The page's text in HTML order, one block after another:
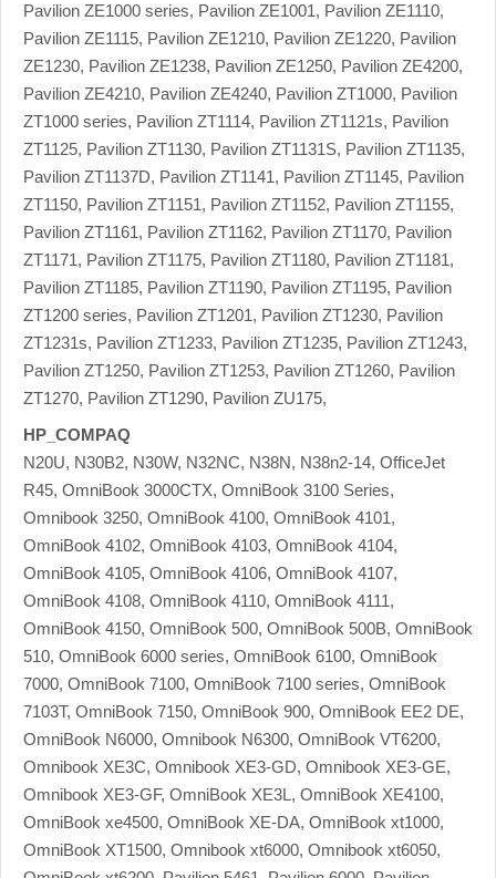
Pavilion ZE1000 series, Pavilion ZE1001, Pavilion ZE1110,
Pavilion ZE1115, Pavilion ZE1210, Pavilion ZE1220, Pavilion
ZE1230, Pavilion ZE1238, Pavilion ZE1250, Pavilion ZE4200,
Pavilion ZE4210, Pavilion ZE4240, Pavilion ZT1000, Pavilion
ZT1000 series, Pavilion ZT1114, Pavilion ZT1121s, Pavilion
ZT1125, Pavilion ZT1130, Pavilion ZT1131S, Pavilion ZT1135,
Pavilion ZT1137D, Pavilion ZT1141, Pavilion ZT1145, Pavilion
ZT1150, Pavilion ZT1151, Pavilion ZT1152, Pavilion ZT1155,
Pavilion ZT1161, Pavilion ZT1162, Pavilion ZT1170, Pavilion
ZT1171, Pavilion ZT1175, Pavilion ZT1180, Pavilion ZT1181,
Pavilion ZT1185, Pavilion ZT1190, Pavilion ZT1195, Pavilion
ZT1200 series, Pavilion ZT1201, Pavilion ZT1230, Pavilion
ZT1231s, Pavilion ZT1233, Pavilion ZT1235, Pavilion ZT1243,
Pavilion ZT1250, Pavilion ZT1253, Pavilion ZT1260, Pavilion
ZT1270, Pavilion ZT1290, Pavilion ZU175,
HP_COMPAQ
N20U, N30B2, N30W, N32NC, N38N, N38n2-14, OfficeJet
R45, OmniBook 3000CTX, OmniBook 3100 Series,
Omnibook 3250, OmniBook 4100, OmniBook 4101,
OmniBook 4102, OmniBook 4103, OmniBook 4104,
OmniBook 4105, OmniBook 4106, OmniBook 4107,
OmniBook 4108, OmniBook 4110, OmniBook 4111,
OmniBook 4150, OmniBook 500, OmniBook 500B, OmniBook
510, OmniBook 6000 series, OmniBook 6100, OmniBook
7000, OmniBook 7100, OmniBook 7100 series, OmniBook
7103T, OmniBook 7150, OmniBook 900, OmniBook EE2 DE,
OmniBook N6000, Omnibook N6300, OmniBook VT6200,
Omnibook XE3C, Omnibook XE3-GD, Omnibook XE3-GE,
Omnibook XE3-GF, OmniBook XE3L, OmniBook XE4100,
OmniBook xe4500, OmniBook XE-DA, OmniBook xt1000,
OmniBook XT1500, Omnibook xt6000, Omnibook xt6050,